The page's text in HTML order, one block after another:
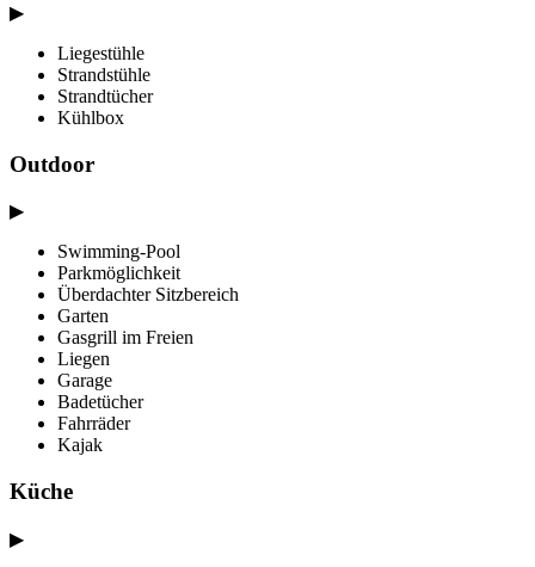
▶
Liegestühle
Strandstühle
Strandtücher
Kühlbox
Outdoor
▶
Swimming-Pool
Parkmöglichkeit
Überdachter Sitzbereich
Garten
Gasgrill im Freien
Liegen
Garage
Badetücher
Fahrräder
Kajak
Küche
▶